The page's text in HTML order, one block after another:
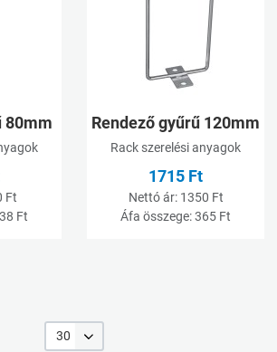
Összehasonlításhoz adom
80mm
Ft
Ft
Rendező gyűrű 120mm
Rack szerelési anyagok
1715 Ft
Nettó ár: 1350 Ft
Áfa összege:365 Ft
30